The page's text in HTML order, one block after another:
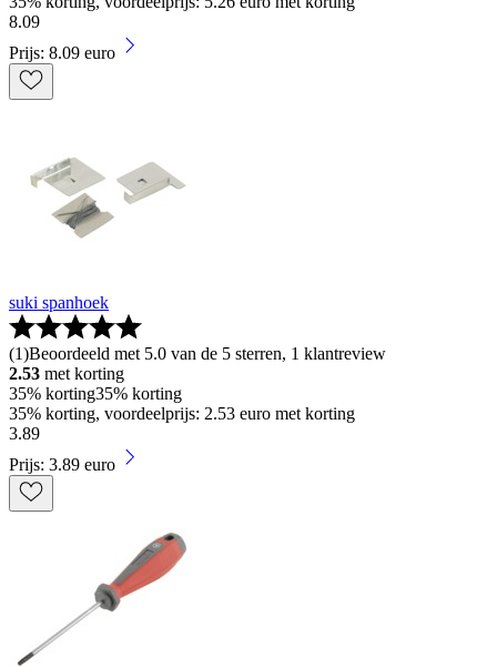
8.09
Prijs: 8.09 euro
suki spanhoek
(1)Beoordeeld met 5.0 van de 5 sterren, 1 klantreview
2.53 met korting
35% korting35% korting
35% korting, voordeelprijs: 2.53 euro met korting
3.89
Prijs: 3.89 euro